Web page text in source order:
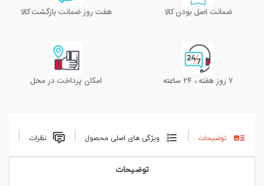
ضمانت اصل بودن کالا هفت روز ضمانت بازگشت کالا
۷ روز هفته ، ۲۴ ساعته امکان پرداخت در محل
توضیحات ویژگی های اصلی محصول نظرات
توضیحات